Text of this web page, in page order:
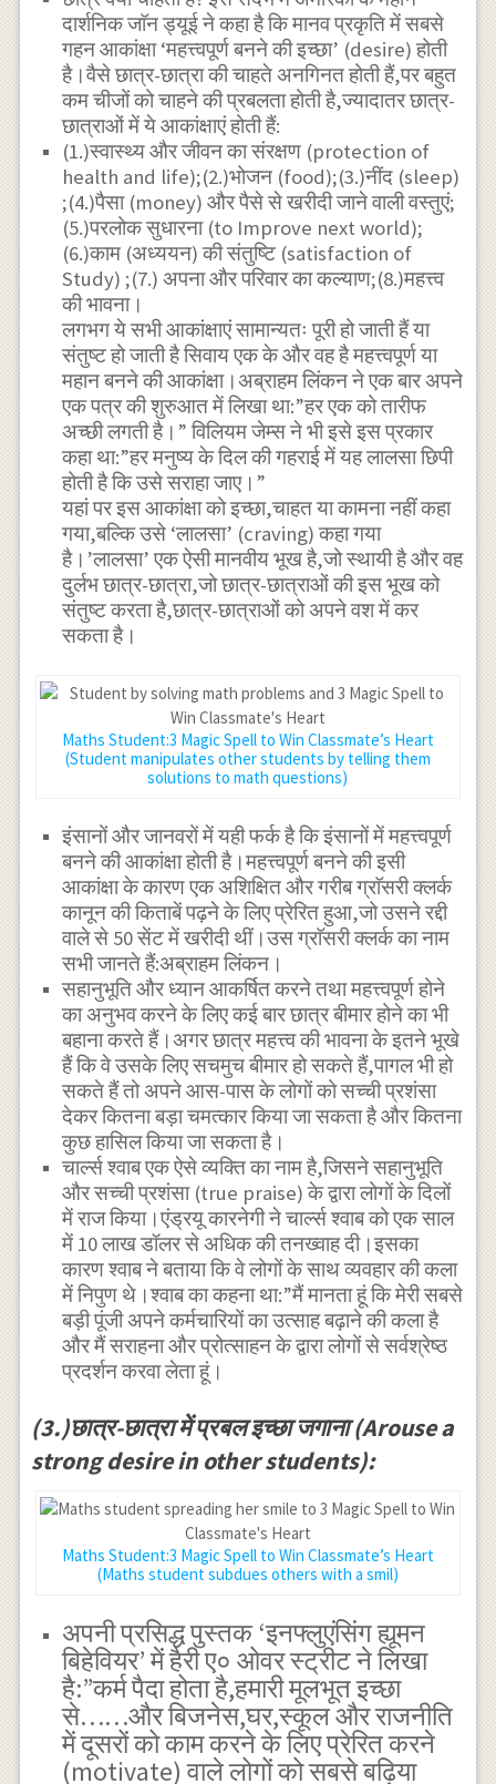
दार्शनिक जाॅन ड्यूई ने कहा है कि मानव प्रकृति में सबसे
गहन आकांक्षा ‘महत्त्वपूर्ण बनने की इच्छा’ (desire) होती
है।वैसे छात्र-छात्रा की चाहते अनगिनत होती हैं,पर बहुत
कम चीजों को चाहने की प्रबलता होती है,ज्यादातर छात्र-
छात्राओं में ये आकांक्षाएं होती हैं:
(1.)स्वास्थ्य और जीवन का संरक्षण (protection of
health and life);(2.)भोजन (food);(3.)नींद (sleep)
;(4.)पैसा (money) और पैसे से खरीदी जाने वाली वस्तुएं;
(5.)परलोक सुधारना (to Improve next world);
(6.)काम (अध्ययन) की संतुष्टि (satisfaction of
Study) ;(7.) अपना और परिवार का कल्याण;(8.)महत्त्व
की भावना।
लगभग ये सभी आकांक्षाएं सामान्यतः पूरी हो जाती हैं या
संतुष्ट हो जाती है सिवाय एक के और वह है महत्त्वपूर्ण या
महान बनने की आकांक्षा।अब्राहम लिंकन ने एक बार अपने
एक पत्र की शुरुआत में लिखा था:”हर एक को तारीफ
अच्छी लगती है।” विलियम जेम्स ने भी इसे इस प्रकार
कहा था:”हर मनुष्य के दिल की गहराई में यह लालसा छिपी
होती है कि उसे सराहा जाए।”
यहां पर इस आकांक्षा को इच्छा,चाहत या कामना नहीं कहा
गया,बल्कि उसे ‘लालसा’ (craving) कहा गया
है।’लालसा’ एक ऐसी मानवीय भूख है,जो स्थायी है और वह
दुर्लभ छात्र-छात्रा,जो छात्र-छात्राओं की इस भूख को
संतुष्ट करता है,छात्र-छात्राओं को अपने वश में कर
सकता है।
Maths Student:3 Magic Spell to Win Classmate’s Heart
(Student manipulates other students by telling them
solutions to math questions)
इंसानों और जानवरों में यही फर्क है कि इंसानों में महत्त्वपूर्ण
बनने की आकांक्षा होती है।महत्त्वपूर्ण बनने की इसी
आकांक्षा के कारण एक अशिक्षित और गरीब ग्राॅसरी क्लर्क
कानून की किताबें पढ़ने के लिए प्रेरित हुआ,जो उसने रद्दी
वाले से 50 सेंट में खरीदी थीं।उस ग्राॅसरी क्लर्क का नाम
सभी जानते हैं:अब्राहम लिंकन।
सहानुभूति और ध्यान आकर्षित करने तथा महत्त्वपूर्ण होने
का अनुभव करने के लिए कई बार छात्र बीमार होने का भी
बहाना करते हैं।अगर छात्र महत्त्व की भावना के इतने भूखे
हैं कि वे उसके लिए सचमुच बीमार हो सकते हैं,पागल भी हो
सकते हैं तो अपने आस-पास के लोगों को सच्ची प्रशंसा
देकर कितना बड़ा चमत्कार किया जा सकता है और कितना
कुछ हासिल किया जा सकता है।
चार्ल्स श्वाब एक ऐसे व्यक्ति का नाम है,जिसने सहानुभूति
और सच्ची प्रशंसा (true praise) के द्वारा लोगों के दिलों
में राज किया।एंड्रयू कारनेगी ने चार्ल्स श्वाब को एक साल
में 10 लाख डॉलर से अधिक की तनख्वाह दी।इसका
कारण श्वाब ने बताया कि वे लोगों के साथ व्यवहार की कला
में निपुण थे।श्वाब का कहना था:”मैं मानता हूं कि मेरी सबसे
बड़ी पूंजी अपने कर्मचारियों का उत्साह बढ़ाने की कला है
और मैं सराहना और प्रोत्साहन के द्वारा लोगों से सर्वश्रेष्ठ
प्रदर्शन करवा लेता हूं।
(3.)छात्र-छात्रा में प्रबल इच्छा जगाना (Arouse a
strong desire in other students):
Maths Student:3 Magic Spell to Win Classmate’s Heart
(Maths student subdues others with a smil)
अपनी प्रसिद्ध पुस्तक ‘इनफ्लुएंसिंग ह्यूमन
बिहेवियर’ में हैरी ए० ओवर स्ट्रीट ने लिखा
है:”कर्म पैदा होता है,हमारी मूलभूत इच्छा
से……और बिजनेस,घर,स्कूल और राजनीति
में दूसरों को काम करने के लिए प्रेरित करने
(motivate) वाले लोगों को सबसे बढ़िया